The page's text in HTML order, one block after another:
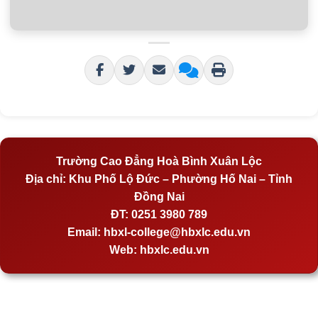
Trường Cao Đẳng Hoà Bình Xuân Lộc
Địa chỉ: Khu Phố Lộ Đức – Phường Hố Nai – Tỉnh
Đồng Nai
ĐT: 0251 3980 789
Email: hbxl-college@hbxlc.edu.vn
Web: hbxlc.edu.vn